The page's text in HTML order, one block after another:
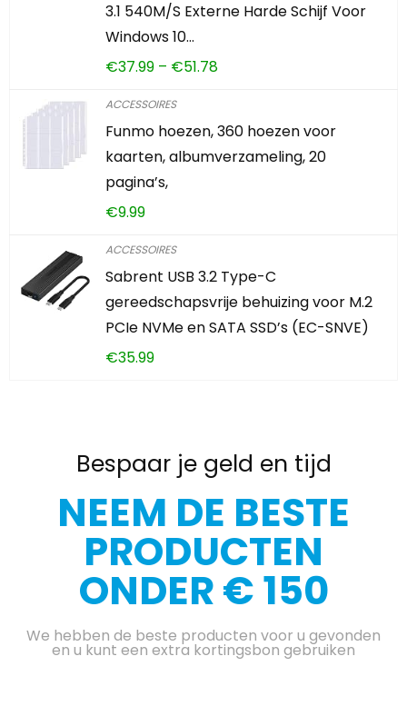
3.1 540M/S Externe Harde Schijf Voor
Windows 10…
€37.99 – €51.78
ACCESSOIRES
Funmo hoezen, 360 hoezen voor
kaarten, albumverzameling, 20
pagina’s,
€9.99
ACCESSOIRES
Sabrent USB 3.2 Type-C
gereedschapsvrije behuizing voor M.2
PCIe NVMe en SATA SSD’s (EC-SNVE)
€35.99
Bespaar je geld en tijd
NEEM DE BESTE
PRODUCTEN
ONDER € 150
We hebben de beste producten voor u gevonden
en u kunt een extra kortingsbon gebruiken